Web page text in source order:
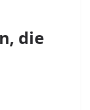
die